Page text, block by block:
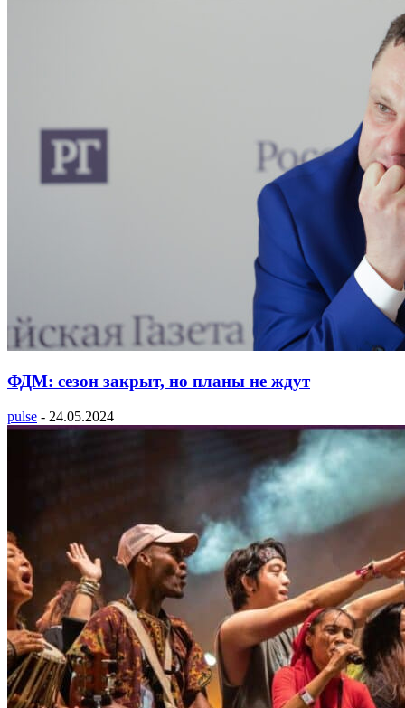
ФДМ: сезон закрыт, но планы не ждут
pulse - 24.05.2024